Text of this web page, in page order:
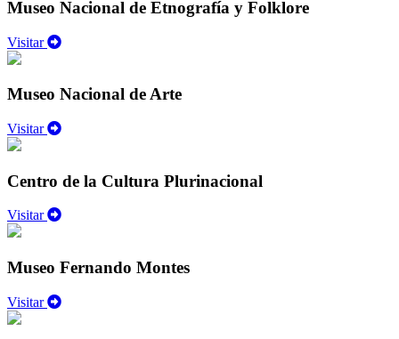
Museo Nacional de Etnografía y Folklore
Visitar
Museo Nacional de Arte
Visitar
Centro de la Cultura Plurinacional
Visitar
Museo Fernando Montes
Visitar